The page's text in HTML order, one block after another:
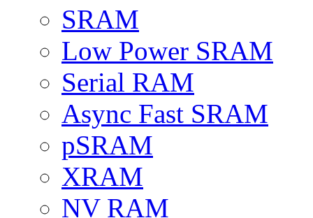
SRAM
Low Power SRAM
Serial RAM
Async Fast SRAM
pSRAM
XRAM
NV RAM